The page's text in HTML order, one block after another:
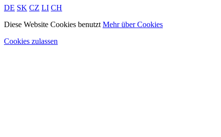
DE SK CZ LI CH
Diese Website Cookies benutzt Mehr über Cookies
Cookies zulassen